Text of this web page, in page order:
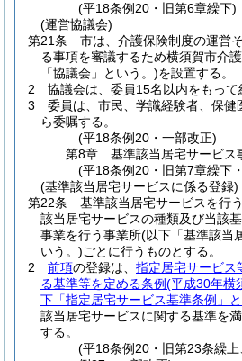
(平18条例20・旧第6章繰下)
(運営協議会)
第21条
市は、介護保険制度の運営
る事項を審議するため横須賀市介
「協議会」という。)を設置する。
2
協議会は、委員15名以内をもって
3
委員は、市民、学識経験者、保
ら委嘱する。
(平18条例20・一部改正)
第8章
基準該当居宅サービス
(平18条例20・旧第7章繰下
(基準該当居宅サービスに係る登録)
第22条
基準該当居宅サービスを行
該当居宅サービスの種類及び当該
事業を行う事業所(以下「基準該当
いう。)ごとに行うものとする。
2
前項の登録は、 指定居宅サービス
る基準等を定める条例(平成30年横
下「指定居宅サービス基準条例」
該当居宅サービスに関する基準を
する。
(平18条例20・旧第23条繰